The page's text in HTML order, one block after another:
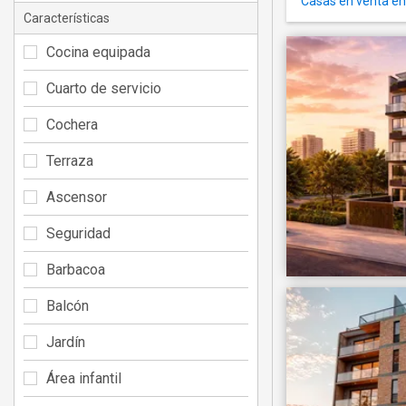
Características
Cocina equipada
Cuarto de servicio
Cochera
Terraza
Ascensor
Seguridad
Barbacoa
Balcón
Jardín
Área infantil